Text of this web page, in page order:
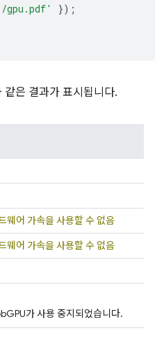
});
같은 결과가 표시됩니다.
웨어 가속을 사용할 수 없음
웨어 가속을 사용할 수 없음
가 사용 중지되었습니다.